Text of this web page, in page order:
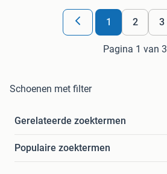
1 2 3
Pagina 1 van 3
Schoenen met filter
Gerelateerde zoektermen
Populaire zoektermen